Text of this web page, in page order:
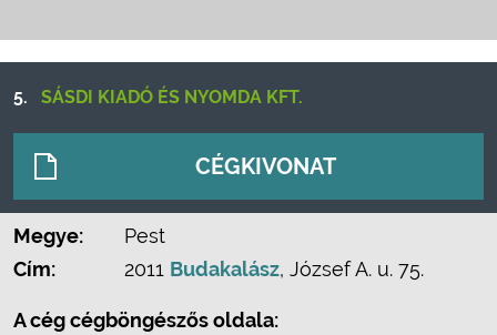
5. SÁSDI KIADÓ ÉS NYOMDA KFT.
CÉGKIVONAT
Megye:
Pest
Cím:
2011 Budakalász, József A. u. 75.
A cég cégböngészős oldala: